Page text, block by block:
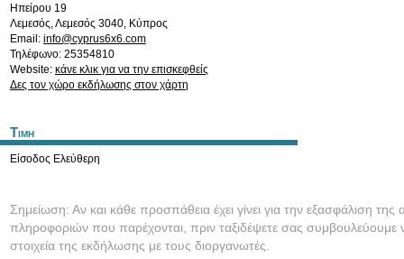
Ηπείρου 19
Λεμεσός,Λεμεσός 3040, Κύπρος
Email: info@cyprus6x6.com
Τηλέφωνο: 25354810
Website: κάνε κλικ για να την επισκεφθείς
Δες τον χώρο εκδήλωσης στον χάρτη
Τιμη
Είσοδος Ελεύθερη
Σημείωση: Αν και κάθε προσπάθεια έχει γίνει για την εξασφάλιση της
πληροφοριών που παρέχονται, πριν ταξιδέψετε σας συμβουλεύουμε
στοιχεία της εκδήλωσης με τους διοργανωτές.